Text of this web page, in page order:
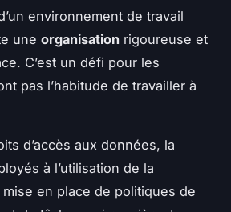
environnement de travail
une organisation rigoureuse et
C’est un défi pour les
pas l’habitude de travailler à
d’accès aux données, la
à l’utilisation de la
en place de politiques de